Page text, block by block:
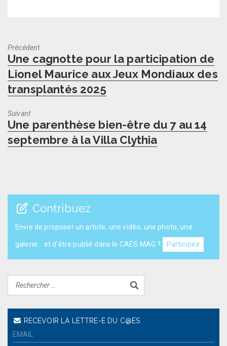
Précédent
Previous
post:
Une cagnotte pour la participation de
Lionel Maurice aux Jeux Mondiaux des
transplantés 2025
Suivant
Next
post:
Une parenthèse bien-être du 7 au 14
septembre à la Villa Clythia
Contribuez
Envie de proposer un article, une vidéo, une photo, une
galerie... et d'être publié dans le CAES MAG ? Participez
RECEVOIR LA LETTRE-E DU C@ES